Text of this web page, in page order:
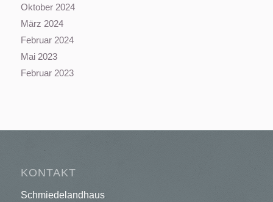
Oktober 2024
März 2024
Februar 2024
Mai 2023
Februar 2023
KONTAKT
Schmiedelandhaus